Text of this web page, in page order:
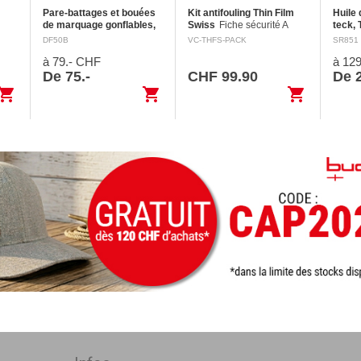
Pare-battages et bouées
de marquage gonflables,
Ø 41 cm
gonflage métallique.
Fabrication de qualité: Oeil
d’une grande solidité en
DF50B
à 79.- CHF
De 75.-
shopping_cart
Kit antifouling Thin Film
Swiss Fiche sécurité A
Utilisez les biocides avec
informations avant de les
utiliser. Mention…
VC-THFS-PACK
CHF 99.90
shopping_cart
Huile
teck,
mortel
de
SR851
à
De